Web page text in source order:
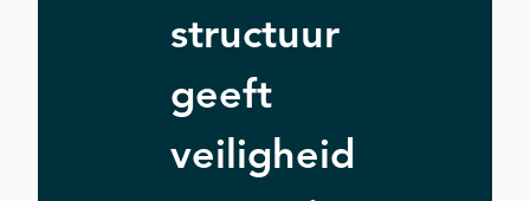
structuur
geeft
veiligheid